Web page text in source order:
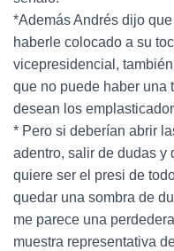
*Además Andrés dijo
haberle colocado a su
vicepresidencial,
que no puede haber una
desean los
* Pero si deberían abrir
adentro, salir de dudas y
quiere ser el presi de
quedar una sombra de
me parece una
muestra representativa